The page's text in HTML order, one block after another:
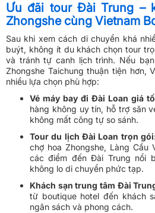
Ưu đãi tour Đài Trung –
Zhongshe cùng Vietnam
Sau khi xem cách di chuyển khá
buýt, không ít du khách chọn tour
và tránh tự canh lịch trình. Nếu
Zhongshe Taichung thuận tiện hơn,
nhiều lựa chọn phù hợp:
Vé máy bay đi Đài Loan giá
hàng không uy tín, hỗ trợ săn
không mất công tự so sánh.
Tour du lịch Đài Loan trọn
chợ hoa Zhongshe, Làng Cầu
các điểm đến Đài Trung nổi
không lo di chuyển phức tạp.
Khách sạn trung tâm Đài
từ boutique hotel đến khách
ngân sách và phong cách.